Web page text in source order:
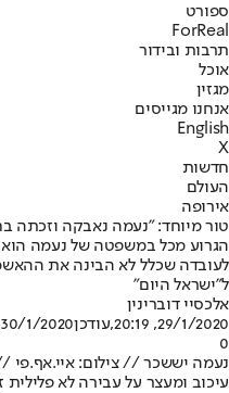
ספורט
ForReal
תרבות ובידור
אוכל
מגזין
אנחנו מגייסים
English
X
חדשות
העולם
אירופה
טור מיוחד: "נעמה נאבקה וזכתה
הגרוע מכל במשפטה של נעמה
לעובדה שכלל לא הבינה את
ל"ישראל היום"
אלכסיי דוברינין
29/1/2020, 20:19
,עודכן30/1/2020, 07:01
0
נעמה יששכר // צילום: איי.אף.פי
עיכוב ומעצר על עבירה לא